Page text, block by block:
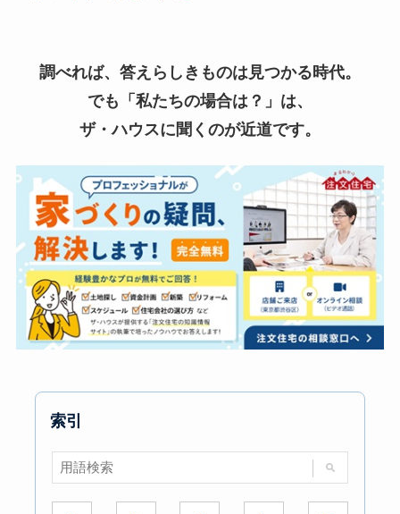
調べれば、答えらしきものは見つかる時代。
でも「私たちの場合は？」は、
ザ・ハウスに聞くのが近道です。
索引